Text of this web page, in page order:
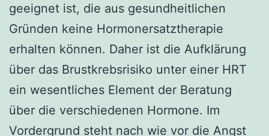
geeignet ist, die aus gesundheitlichen
Gründen keine Hormonersatztherapie
erhalten können. Daher ist die Aufklärung
über das Brustkrebsrisiko unter einer HRT
ein wesentliches Element der Beratung
über die verschiedenen Hormone. Im
Vordergrund steht nach wie vor die Angst